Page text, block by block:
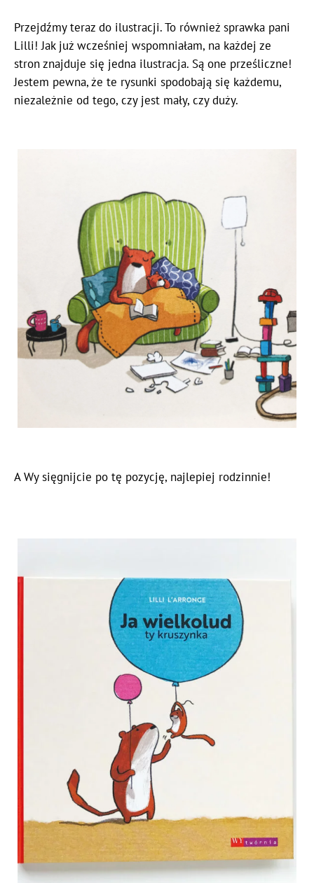
Przejdźmy teraz do ilustracji. To również sprawka pani
Lilli! Jak już wcześniej wspomniałam, na każdej ze
stron znajduje się jedna ilustracja. Są one prześliczne!
Jestem pewna, że te rysunki spodobają się każdemu,
niezależnie od tego, czy jest mały, czy duży.
A Wy sięgnijcie po tę pozycję, najlepiej rodzinnie!